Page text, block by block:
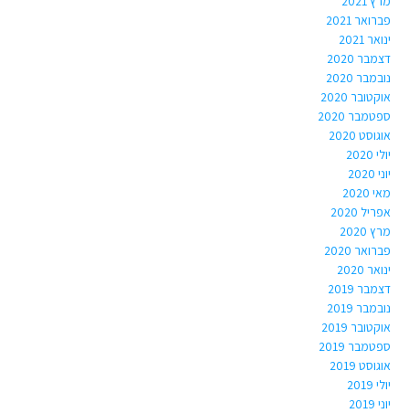
פברואר 2021
ינואר 2021
דצמבר 2020
נובמבר 2020
אוקטובר 2020
ספטמבר 2020
אוגוסט 2020
יולי 2020
יוני 2020
מאי 2020
אפריל 2020
מרץ 2020
פברואר 2020
ינואר 2020
דצמבר 2019
נובמבר 2019
אוקטובר 2019
ספטמבר 2019
אוגוסט 2019
יולי 2019
יוני 2019